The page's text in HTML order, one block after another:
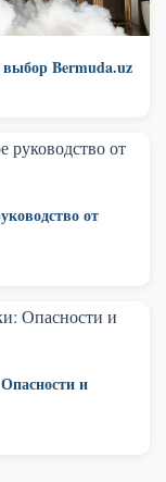
Bermuda.uz
от
и